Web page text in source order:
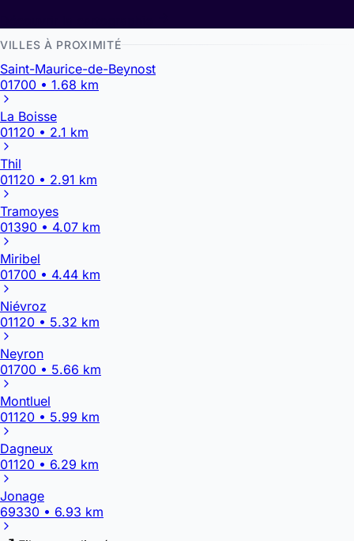
VILLES À PROXIMITÉ
Saint-Maurice-de-Beynost
01700 • 1.68 km
La Boisse
01120 • 2.1 km
Thil
01120 • 2.91 km
Tramoyes
01390 • 4.07 km
Miribel
01700 • 4.44 km
Niévroz
01120 • 5.32 km
Neyron
01700 • 5.66 km
Montluel
01120 • 5.99 km
Dagneux
01120 • 6.29 km
Jonage
69330 • 6.93 km